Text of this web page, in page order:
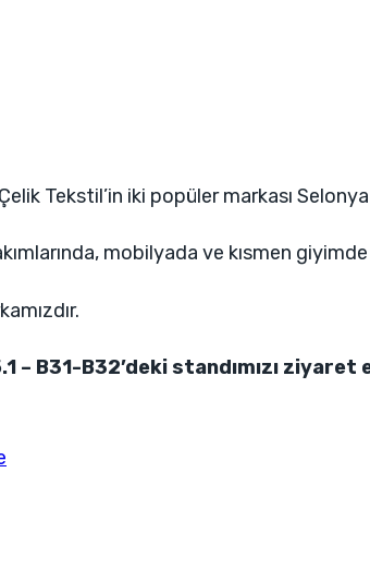
Tekstil’in iki popüler markası Selonya
mobilyada ve kısmen giyimde
– B31-B32’deki standımızı ziyaret